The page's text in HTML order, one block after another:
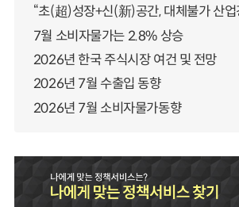
“초(超)성장+신(新)공간, 대체불가 산업
7월 소비자물가는 2.8% 상승
2026년 한국 주식시장 여건 및 전망
2026년 7월 수출입 동향
2026년 7월 소비자물가동향